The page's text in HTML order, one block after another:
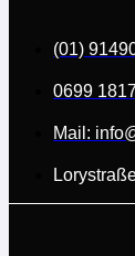
(01)
0699
Mail: